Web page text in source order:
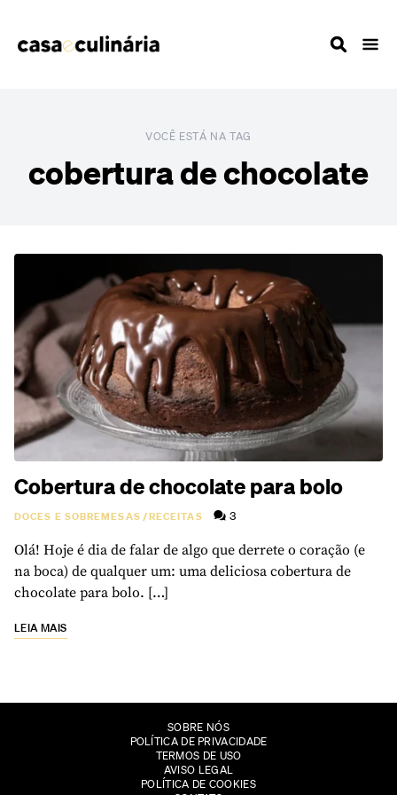
VOCÊ ESTÁ NA TAG
cobertura de chocolate
Cobertura de chocolate para bolo
DOCES E SOBREMESAS/RECEITAS 3
Olá! Hoje é dia de falar de algo que derrete o coração (e
na boca) de qualquer um: uma deliciosa cobertura de
chocolate para bolo. […]
LEIA MAIS
SOBRE NÓS
POLÍTICA DE PRIVACIDADE
TERMOS DE USO
AVISO LEGAL
POLÍTICA DE COOKIES